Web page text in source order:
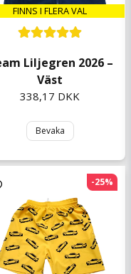
FINNS I FLERA VAL
Liljegren 2026 –
Väst
338,17 DKK
Bevaka
-25%